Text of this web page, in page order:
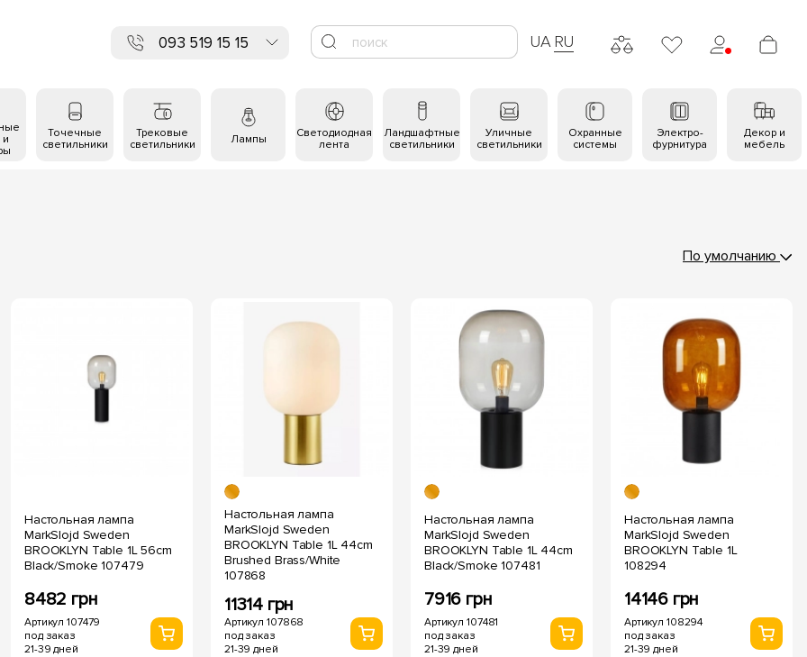
093 519 15 15 UA RU
Точечные
светильники
Трековые
светильники
Лампы
Светодиодная
лента
Ландшафтные
светильники
Уличные
светильники
Охранные
системы
Электро-
фурнитура
Декор и
мебель
По умолчанию
Настольная лампа
MarkSlojd Sweden
BROOKLYN Table 1L 56cm
Black/Smoke 107479
8482 грн
Артикул 107479
под заказ
21-39 дней
Настольная лампа
MarkSlojd Sweden
BROOKLYN Table 1L 44cm
Brushed Brass/White
107868
11314 грн
Артикул 107868
под заказ
21-39 дней
Настольная лампа
MarkSlojd Sweden
BROOKLYN Table 1L 44cm
Black/Smoke 107481
7916 грн
Артикул 107481
под заказ
21-39 дней
Настольная лампа
MarkSlojd Sweden
BROOKLYN Table 1L
108294
14146 грн
Артикул 108294
под заказ
21-39 дней